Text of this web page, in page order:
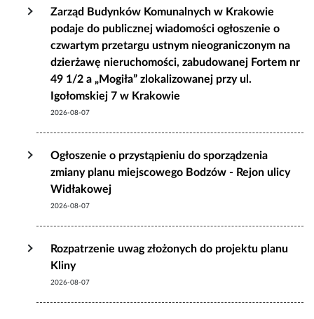
Zarząd Budynków Komunalnych w Krakowie
podaje do publicznej wiadomości ogłoszenie o
czwartym przetargu ustnym nieograniczonym na
dzierżawę nieruchomości, zabudowanej Fortem nr
49 1/2 a „Mogiła” zlokalizowanej przy ul.
Igołomskiej 7 w Krakowie
2026-08-07
Ogłoszenie o przystąpieniu do sporządzenia
zmiany planu miejscowego Bodzów - Rejon ulicy
Widłakowej
2026-08-07
Rozpatrzenie uwag złożonych do projektu planu
Kliny
2026-08-07